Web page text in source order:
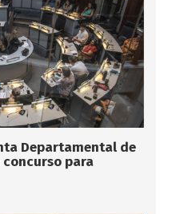
Departamental de
para